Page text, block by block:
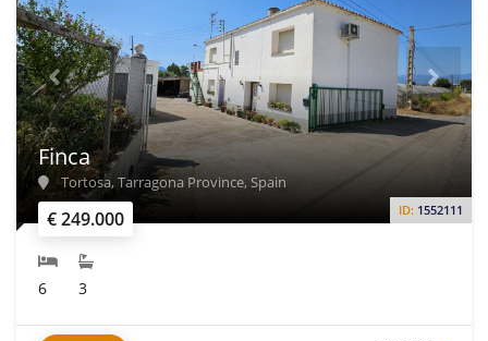
€ 249.000 ID: 1552111
Finca
Tortosa, Tarragona Province, Spain
6 3